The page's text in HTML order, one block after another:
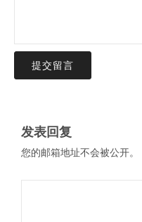
提交留言
发表回复
您的邮箱地址不会被公开。